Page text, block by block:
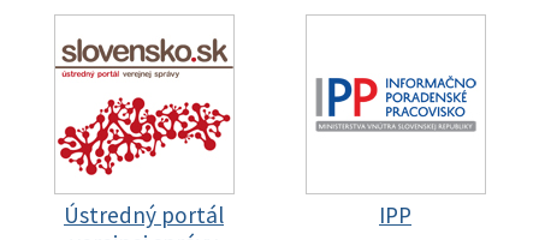
Ústredný portál
IPP